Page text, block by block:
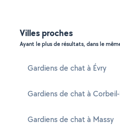
Villes proches
Ayant le plus de résultats, dans le
Gardiens de chat à Évry
Gardiens de chat à
Gardiens de chat à Massy